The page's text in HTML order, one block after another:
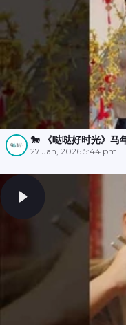
🐎 《哒哒好时光》马
27 Jan, 2026 5:44 pm